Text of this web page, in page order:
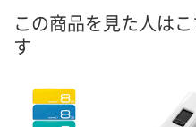
お届け日
この商品を見た人は
す